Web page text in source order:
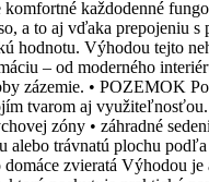
komfortné každodenné
a to aj vďaka prepojeniu s
hodnotu. Výhodou tejto
– od moderného
zázemie. • POZEMOK
tvarom aj
zóny • záhradné
alebo trávnatú plochu podľa
domáce zvieratá Výhodou je